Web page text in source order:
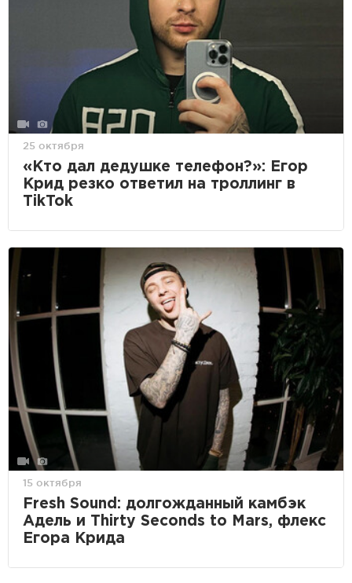
25 октября
«Кто дал дедушке телефон?»: Егор
Крид резко ответил на троллинг в
TikTok
15 октября
Fresh Sound: долгожданный камбэк
Адель и Thirty Seconds to Mars, флекс
Егора Крида